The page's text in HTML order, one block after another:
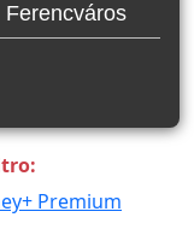
Ferencváros
Premium